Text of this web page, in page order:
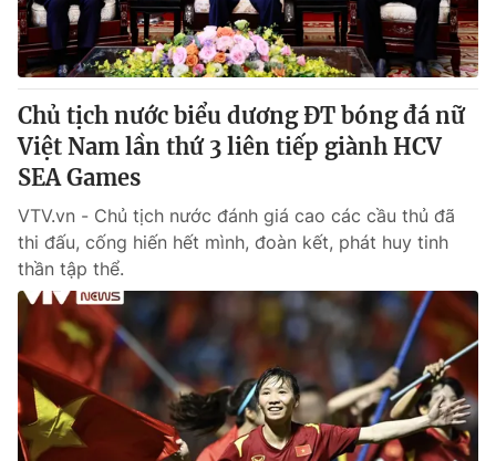
Chủ tịch nước biểu dương ĐT bóng đá nữ
Việt Nam lần thứ 3 liên tiếp giành HCV
SEA Games
VTV.vn - Chủ tịch nước đánh giá cao các cầu thủ đã
thi đấu, cống hiến hết mình, đoàn kết, phát huy tinh
thần tập thể.